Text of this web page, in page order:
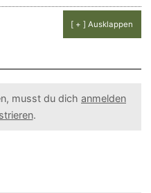
[ + ] Ausklappen
musst du dich anmelden
.